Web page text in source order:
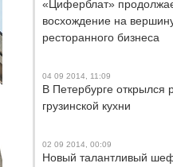
«Циферблат»
восхождение на
ресторанного бизнеса
04 09 2014, 11:09
В Петербурге открылся
грузинской кухни
02 09 2014, 00:09
Новый талантливый